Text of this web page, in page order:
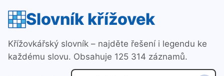
Slovník křížovek
Křížovkářský slovník – najděte řešení i legendu ke
každému slovu. Obsahuje 125 314 záznamů.